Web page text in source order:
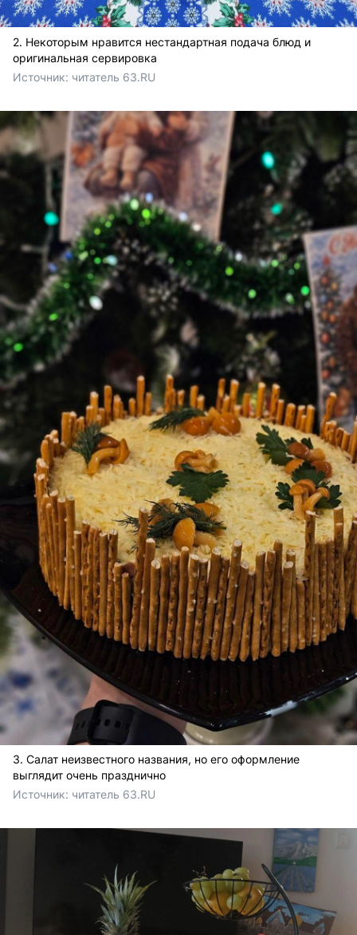
2. Некоторым нравится нестандартная подача блюд и
оригинальная сервировка
Источник: читатель 63.RU
3. Салат неизвестного названия, но его оформление
выглядит очень празднично
Источник: читатель 63.RU